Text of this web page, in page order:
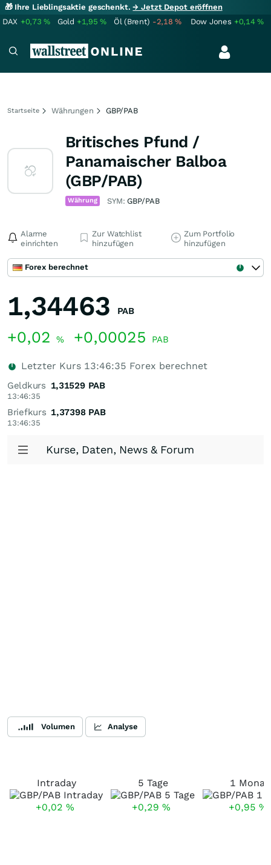
🎁 Ihre Lieblingsaktie geschenkt.→ Jetzt Depot eröffnen
DAX +0,73% Gold +1,95% Öl (Brent) -2,18% Dow Jones +0,14%
Startseite Währungen GBP/PAB
Britisches Pfund /
Panamaischer Balboa
(GBP/PAB)
Währung SYM: GBP/PAB
Alarme
einrichten
Zur Watchlist
hinzufügen
Zum Portfolio
hinzufügen
Forex berechnet
1,34463 PAB
+0,02 % +0,00025 PAB
Letzter Kurs 13:46:35 Forex berechnet
Geldkurs
13:46:35
1,31529 PAB
Briefkurs
13:46:35
1,37398 PAB
Kurse, Daten, News & Forum
Volumen Analyse
Intraday
+0,02 %
5 Tage
+0,29 %
1 Monat
+0,95 %